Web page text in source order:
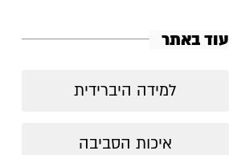
עוד באתר
למידה היברידית
איכות הסביבה